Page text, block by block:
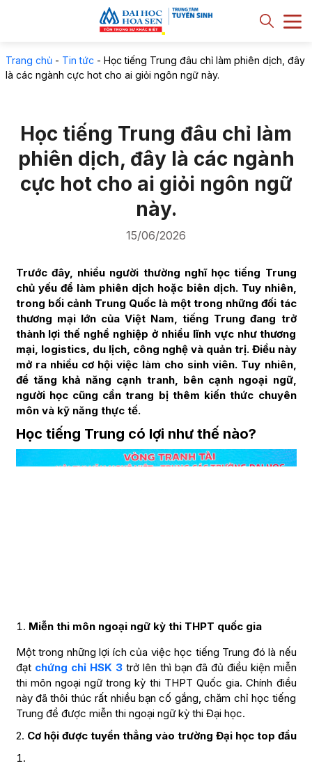
Trang chủ - Tin tức - Học tiếng Trung đâu chỉ làm phiên dịch, đây
là các ngành cực hot cho ai giỏi ngôn ngữ này.
Học tiếng Trung đâu chỉ làm
phiên dịch, đây là các ngành
cực hot cho ai giỏi ngôn ngữ
này.
15/06/2026
Trước đây, nhiều người thường nghĩ học tiếng Trung
chủ yếu để làm phiên dịch hoặc biên dịch. Tuy nhiên,
trong bối cảnh Trung Quốc là một trong những đối tác
thương mại lớn của Việt Nam, tiếng Trung đang trở
thành lợi thế nghề nghiệp ở nhiều lĩnh vực như thương
mại, logistics, du lịch, công nghệ và quản trị. Điều này
mở ra nhiều cơ hội việc làm cho sinh viên. Tuy nhiên,
để tăng khả năng cạnh tranh, bên cạnh ngoại ngữ,
người học cũng cần trang bị thêm kiến thức chuyên
môn và kỹ năng thực tế.
Học tiếng Trung có lợi như thế nào?
Miễn thi môn ngoại ngữ kỳ thi THPT quốc gia
Một trong những lợi ích của việc học tiếng Trung đó là nếu
đạt chứng chỉ HSK 3trở lên thì bạn đã đủ điều kiện miễn
thi môn ngoại ngữ trong kỳ thi THPT Quốc gia. Chính điều
này đã thôi thúc rất nhiều bạn cố gắng, chăm chỉ học tiếng
Trung để được miễn thi ngoại ngữ kỳ thi Đại học.
2. Cơ hội được tuyển thẳng vào trường Đại học top đầu